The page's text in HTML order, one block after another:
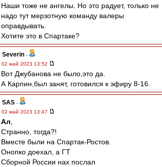
Наши тоже не ангелы. Но это радует, только не
надо тут мерзотную команду валеры
оправдывать.
Хотите это в Спартаке?
Severin -
02 май 2023 13:52
Вот Джубанова не было,это да.
А Карпин,был занят, готовился к эфиру 8-16.
SAS -
02 май 2023 13:47
Ал
Странно, тогда?!
Вместе были на Спартак-Ростов.
Онопко доехал, а ГТ
Сборной России нах послал